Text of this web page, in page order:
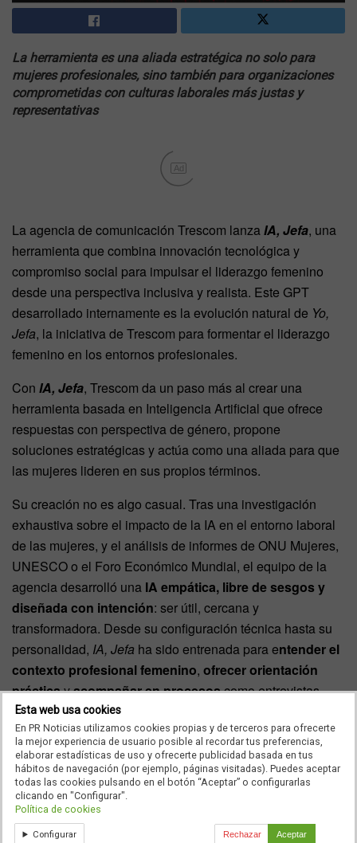
La herramienta es una aliada estratégica no solo para
mujeres profesionales, sino también para organizaciones
comprometidas con culturas laborales más justas y
representativas
Ad
La agencia de comunicación Trescom lanzaIA, Jefa, una
herramienta que combina innovación tecnológica y
compromiso social para impulsar el liderazgo femenino
desde una perspectiva inclusiva y realista. Este GPT
desarrollado internamente es la evolución natural de Yo,
Jefa, la iniciativa de Trescom para formentar el liderazgo
femenino en los entornos profesionales.
Con IA, Jefa, Trescom da un paso más al crear una
herramienta basada en Inteligencia Artificial que ofrece
respuestas con perspectiva de género, propone
soluciones estratégicas y actúa como una aliada para que
las mujeres lideren en sus propios términos.
Su creación no es algo casual. Tras una investigación
exhaustiva sobre el impacto de la IA en el entorno laboral
de las mujeres, y el análisis de informes de ONU Mujeres,
UNESCO o el Foro Económico Mundial, el equipo de la
agencia desarrolló una IA empática, libre de sesgos y
diseñada con intención: ser útil, cercana y
transformadora. Desde su configuración técnica hasta su
personalidad, IA, Jefa ha sido entrenada para entender el
contexto profesional femenino, ofrecer orientación
prácticayacompañar en procesoscomo entrevistas,
liderazgo de equipos, visibilidad o toma de decisiones.
Una herramienta que se adapta a las realidades cambiantes
del liderazgo femenino
La herramienta no solo responde a una necesidad
creciente de acompañamiento y orientación con
Esta web usa cookies
En PR Noticias utilizamos cookies propias y de terceros para ofrecerte
la mejor experiencia de usuario posible al recordar tus preferencias,
elaborar estadísticas de uso y ofrecerte publicidad basada en tus
hábitos de navegación (por ejemplo, páginas visitadas). Puedes aceptar
todas las cookies pulsando en el botón “Aceptar” o configurarlas
clicando en "Configurar".
Política de cookies
Configurar Rechazar Aceptar